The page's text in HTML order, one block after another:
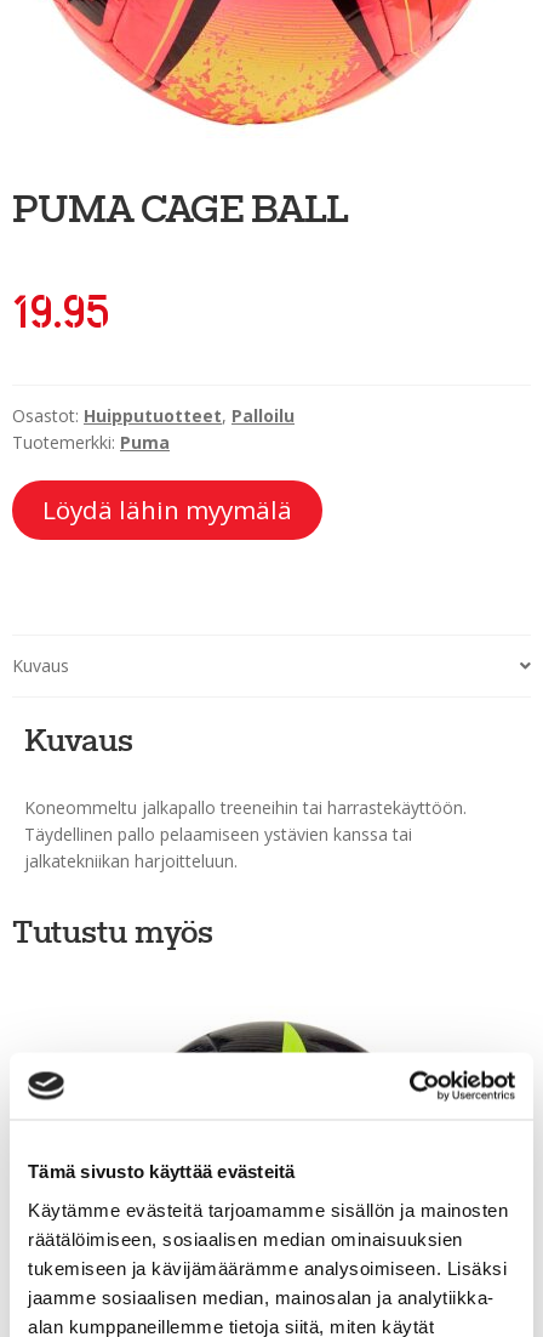
Tämä sivusto käyttää evästeitä
Käytämme evästeitä tarjoamamme sisällön ja mainosten
räätälöimiseen, sosiaalisen median ominaisuuksien
tukemiseen ja kävijämäärämme analysoimiseen. Lisäksi
jaamme sosiaalisen median, mainosalan ja analytiikka-
alan kumppaneillemme tietoja siitä, miten käytät
Ulkoilu
Kiekkoseppä
PUMA CAGE BALL
19.95
Osastot: Huipputuotteet, Palloilu
Tuotemerkki: Puma
Löydä lähin myymälä
Kuvaus
Kuvaus
Koneommeltu jalkapallo treeneihin tai harrastekäyttöön.
Täydellinen pallo pelaamiseen ystävien kanssa tai
jalkatekniikan harjoitteluun.
Tutustu myös